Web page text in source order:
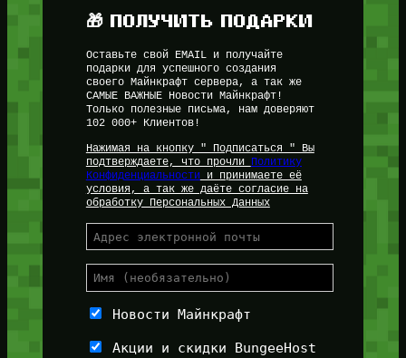
🎁 ПОЛУЧИТЬ ПОДАРКИ
Оставьте свой EMAIL и получайте
подарки для успешного создания
своего Майнкрафт сервера, а так же
САМЫЕ ВАЖНЫЕ Новости Майнкрафт!
Только полезные письма, нам доверяют
102 000+ Клиентов!
Нажимая на кнопку " Подписаться " Вы
подтверждаете, что прочли
Политику
Конфиденциальностии принимаете её
условия, а так же даёте согласие на
обработку Персональных Данных
Новости Майнкрафт
Акции и скидки BungeeHost